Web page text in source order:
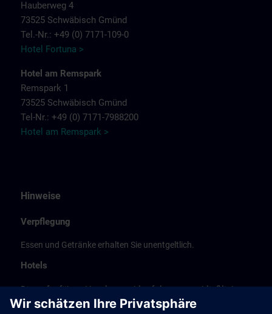
Hauberweg 4
73525 Schwäbisch Gmünd
Tel.-Nr.: +49 (0) 7171-109-0
Hotel Fortuna >
Hotel am Remspark
Remspark 1
73525 Schwäbisch Gmünd
Tel-Nr.: +49 (0) 7171-7988200
Hotel am Remspark >
Hinweise
Verpflegung
Essen und Getränke erhalten Sie unentgeltlich.
Hotels
Die aufgeführte Hotelauswahl erfolgte ausschließlich
anhand der Nähe der Hotels zum Kursort bzw. anhand